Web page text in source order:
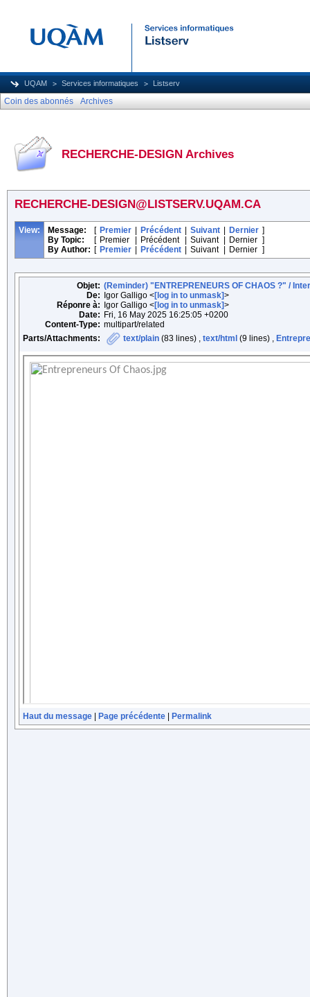
UQAM Services informatiques Listserv
Coin des abonnés Archives
RECHERCHE-DESIGN Archives
RECHERCHE-DESIGN@LISTSERV.UQAM.CA
View: Message: [ Premier Précédent Suivant Dernier ]
By Topic:
[ Premier Précédent Suivant Dernier ]
By Author: [ Premier Précédent Suivant Dernier ]
Objet: (Reminder) "ENTREPRENEURS OF CHAOS ?" /
De:
Igor Galligo <[log in to unmask]>
Réponre à:
Igor Galligo <[log in to unmask]>
Date: Fri, 16 May 2025 16:25:05 +0200
Content-Type: multipart/related
Parts/Attachments:
text/plain (83 lines) , text/html (9 lines) ,
Haut du message Page précédente Permalink